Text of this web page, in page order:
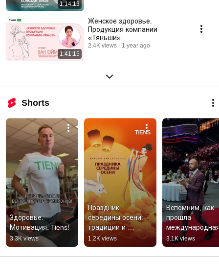
1:14:13
1:41:15
Женское здоровье.
Продукция компании
«Тяньши»
2.4K views 1 year ago
Shorts
Здоровье.
Мотивация. Tiens!
3.3K views
Праздник
середины осени:
традиции и
история 🌕
1.2K views
Вспомним, как
прошла
конференция
«TIENS. Новая
реальность»?
3.1K views